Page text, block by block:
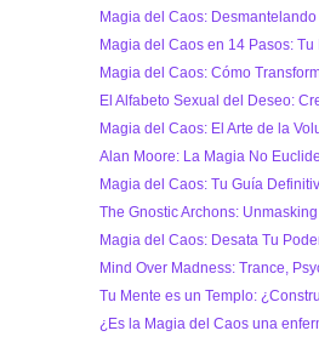
Magia del Caos:
Magia del Caos en 14 Pasos:
Magia del Caos: Cómo
El Alfabeto Sexual del Deseo:
Magia del Caos: El Arte de la
Alan Moore: La Magia No
Magia del Caos: Tu Guía
The Gnostic Archons:
Magia del Caos: Desata Tu
Mind Over Madness: Trance,
Tu Mente es un Templo:
¿Es la Magia del Caos una